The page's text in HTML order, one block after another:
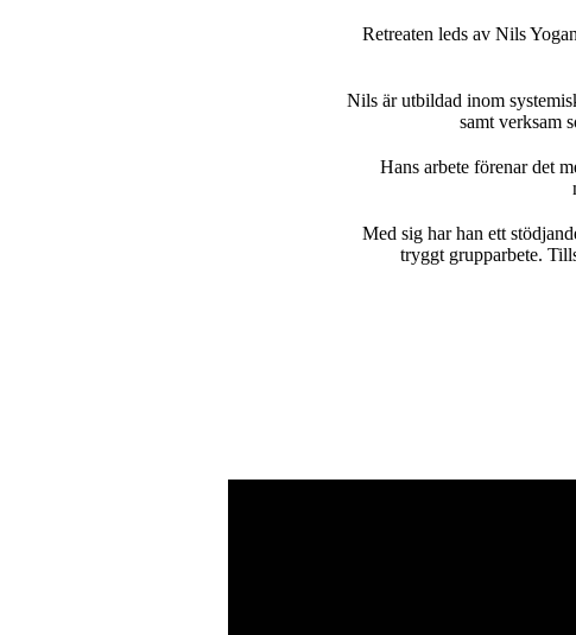
Retreaten leds av Nils
Nils är utbildad inom
samt verksam
Hans arbete förenar det
Med sig har han ett
tryggt grupparbete.